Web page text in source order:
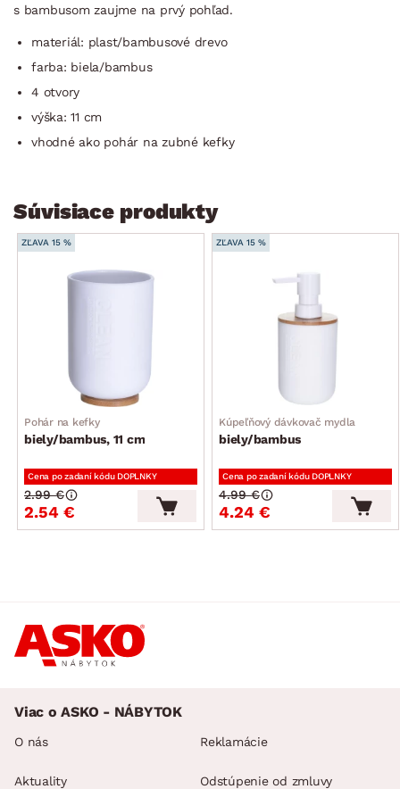
s bambusom zaujme na prvý pohľad.
materiál: plast/bambusové drevo
farba: biela/bambus
4 otvory
výška: 11 cm
vhodné ako pohár na zubné kefky
Súvisiace produkty
ZĽAVA 15 %
Pohár na kefky
biely/bambus, 11 cm
Cena po zadaní kódu DOPLNKY
2.54 €
2.99 €
ZĽAVA 15 %
Kúpeľňový dávkovač mydla
biely/bambus
Cena po zadaní kódu DOPLNKY
4.24 €
4.99 €
Viac o ASKO - NÁBYTOK
O nás
Aktuality
Reklamácie
Odstúpenie od zmluvy